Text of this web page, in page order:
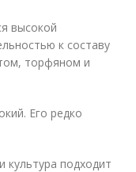
высокой
к составу
торфяном и
Его редко
культура подходит